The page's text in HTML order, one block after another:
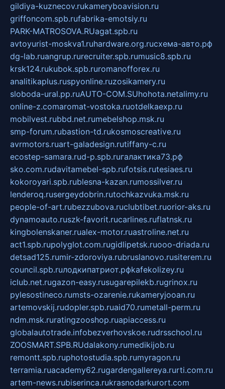
gildiya-kuznecov.rukameryboavision.ru
griffoncom.spb.rufabrika-emotsiy.ru
PARK-MATROSOVA.RUagat.spb.ru
avtoyurist-moskva1.ruhardware.org.ruсхема-авто.рф
dg-lab.ruangrup.rurecruiter.spb.rumusic8.spb.ru
krsk124.rukubok.spb.ruromanofforex.ru
analitikaplus.ruspyonline.ruzosikamery.ru
sloboda-ural.pp.ruAUTO-COM.SUhohota.netalimy.ru
online-z.comaromat-vostoka.ruotdelkaexp.ru
mobilvest.rubbd.net.rumebelshop.msk.ru
smp-forum.rubastion-td.rukosmoscreative.ru
avrmotors.ruart-galadesign.rutiffany-c.ru
ecostep-samara.rud-p.spb.ruгалактика73.рф
sko.com.rudavitamebel-spb.rufotsis.rutesiaes.ru
kokoroyari.spb.rublesna-kazan.rumossilver.ru
lenderoq.rusergeydobrin.rutochkazvuka.msk.ru
people-of-art.rubezzubova.ruclubtibet.ruorior-aks.ru
dynamoauto.ruszk-favorit.rucarlines.ruflatnsk.ru
kingbolenskaner.rualex-motor.ruastroline.net.ru
act1.spb.rupolyglot.com.rugidlipetsk.ruooo-driada.ru
detsad125.rumir-zdoroviya.rubruslanovo.rusiterem.ru
council.spb.ruлодкипатриот.рфkafekolizey.ru
iclub.net.rugazon-easy.rusugarepilekb.rugrinox.ru
pylesostineco.rumsts-ozarenie.rukameryjooan.ru
artemovskij.rudopler.spb.ruaid70.rumetall-perm.ru
ndm.msk.ruratingzooshop.ruapiaccess.ru
globalautotrade.infobezverhovskoe.rudrsschool.ru
ZOOSMART.SPB.RUdalakony.rumedikijob.ru
remontt.spb.ruphotostudia.spb.rumyragon.ru
terramia.ruacademy62.rugardengallereya.rurti.com.ru
artem-news.rubiserinca.rukrasnodarkurort.com